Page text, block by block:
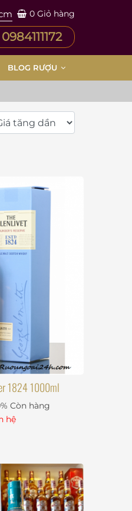
0 Giỏ hàng
0984111172
BLOG RƯỢU
1824 1000ml
Còn hàng
hệ